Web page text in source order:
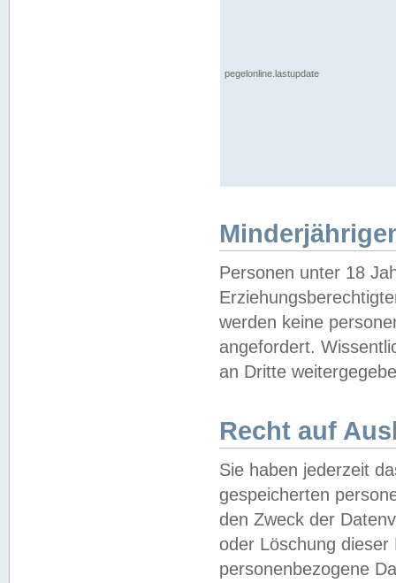
pegelonline.lastupdate
Personen unter 18
werden keine
angefordert.
an Dritte
Recht auf
Sie haben jederzeit
gespeicherten
den Zweck der
oder Löschung
personenbezogene